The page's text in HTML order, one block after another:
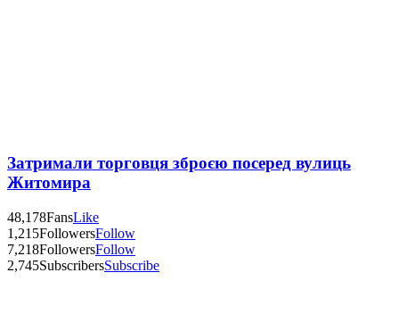
Затримали торговця зброєю посеред вулиць
Житомира
48,178FansLike
1,215FollowersFollow
7,218FollowersFollow
2,745SubscribersSubscribe